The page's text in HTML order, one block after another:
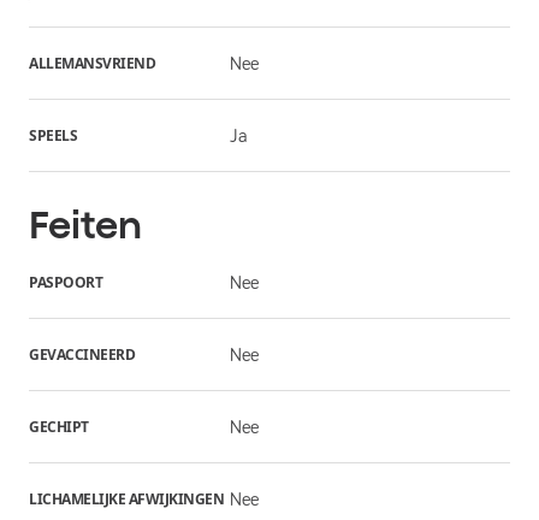
ALLEMANSVRIEND Nee
SPEELS Ja
Feiten
PASPOORT Nee
GEVACCINEERD Nee
GECHIPT Nee
LICHAMELIJKE AFWIJKINGEN Nee